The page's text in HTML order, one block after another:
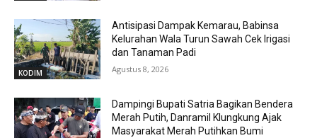
KODIM
Antisipasi Dampak Kemarau, Babinsa
Kelurahan Wala Turun Sawah Cek Irigasi
dan Tanaman Padi
Agustus 8, 2026
Dampingi Bupati Satria Bagikan Bendera
Merah Putih, Danramil Klungkung Ajak
Masyarakat Merah Putihkan Bumi